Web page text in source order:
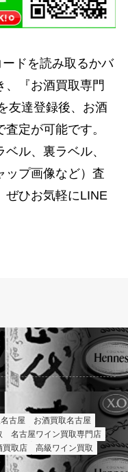
ドを読み取るかバ
、『お酒買取専門
友達登録後、お酒
定が可能です。
ル、裏ラベル、
ップ画像など）査
ぜひお気軽にLINE
古屋
お酒買取名古屋
名古屋ワイン買取専門店
買取店 高級ワイン買取